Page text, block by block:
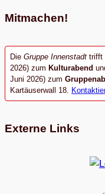
Mitmachen!
Die Gruppe Innenstadt trifft
2026) zum Kulturabend
Juni 2026) zum
Kartäuserwall 18.
Externe Links